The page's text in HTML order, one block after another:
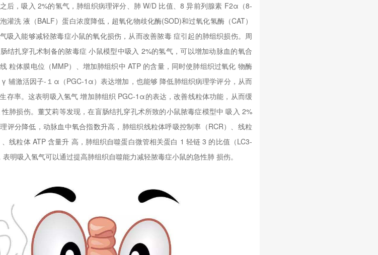
后，吸入 2%的氢气，肺组织病理评分、肺 W/D 比值、8 异前列腺素 F2α（8-
灌洗 液（BALF）蛋白浓度降低，超氧化物歧化酶(SOD)和过氧化氢酶（CAT）
吸入能够减轻脓毒症小鼠的氧化损伤，从而改善脓毒 症引起的肺组织损伤。周
结扎穿孔术制备的脓毒症 小鼠模型中吸入 2%的氢气，可以增加动脉血的氧合
粒体膜电位（MMP）、增加肺组织中 ATP 的含量，同时使肺组织过氧化 物酶
辅激活因子-１α（PGC-1α）表达增加，也能够 降低肺组织病理学评分，从而
存率。这表明吸入氢气 增加肺组织 PGC-1α的表达，改善线粒体功能，从而缓
肺损伤。董艾莉等发现，在盲肠结扎穿孔术所致的小鼠脓毒症模型中 吸入 2%
评分降低，动脉血中氧合指数升高，肺组织线粒体呼吸控制率（RCR）、线粒
线粒体 ATP 含量升 高，肺组织自噬蛋白微管相关蛋白 1 轻链 3 的比值（LC3-
明吸入氢气可以通过提高肺组织自噬能力减轻脓毒症小鼠的急性肺 损伤。